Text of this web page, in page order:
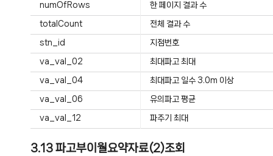
numOfRows 한 페이지 결과 수
totalCount 전체 결과 수
stn_id 지점번호
va_val_02 최대파고 최대
va_val_04 최대파고 일수 3.0m 이상
va_val_06 유의파고 평균
va_val_12 파주기 최대
3.13 파고부이월요약자료(2)조회